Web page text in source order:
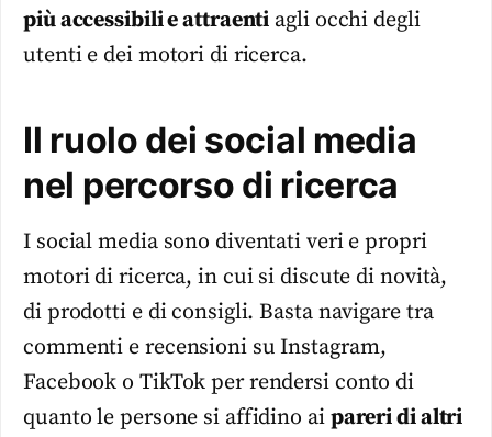
più accessibili e attraenti agli occhi degli
utenti e dei motori di ricerca.
Il ruolo dei social media
nel percorso di ricerca
I social media sono diventati veri e propri
motori di ricerca, in cui si discute di novità,
di prodotti e di consigli. Basta navigare tra
commenti e recensioni su Instagram,
Facebook o TikTok per rendersi conto di
quanto le persone si affidino ai pareri di altri